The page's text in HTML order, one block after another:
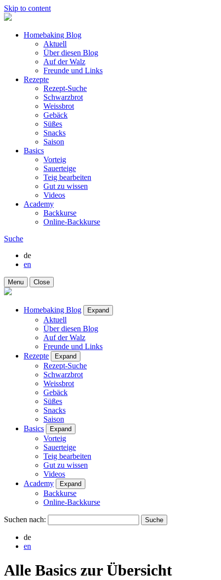
Skip to content
Homebaking Blog
Aktuell
Über diesen Blog
Auf der Walz
Freunde und Links
Rezepte
Rezept-Suche
Schwarzbrot
Weissbrot
Gebäck
Süßes
Snacks
Saison
Basics
Vorteig
Sauerteige
Teig bearbeiten
Gut zu wissen
Videos
Academy
Backkurse
Online-Backkurse
Suche
de
en
Menu Close
Homebaking Blog Expand
Aktuell
Über diesen Blog
Auf der Walz
Freunde und Links
Rezepte
Expand
Rezept-Suche
Schwarzbrot
Weissbrot
Gebäck
Süßes
Snacks
Saison
Basics
Expand
Vorteig
Sauerteige
Teig bearbeiten
Gut zu wissen
Videos
Academy
Expand
Backkurse
Online-Backkurse
Suchen nach:
de
en
Alle Basics zur Übersicht